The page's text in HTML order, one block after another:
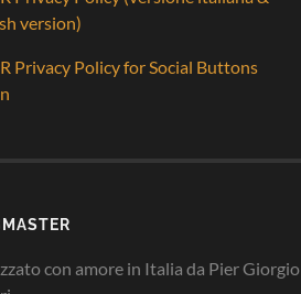
version)
Privacy Policy for Social Buttons
con amore in Italia da Pier Giorgio